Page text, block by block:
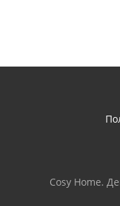
Сosy Home.